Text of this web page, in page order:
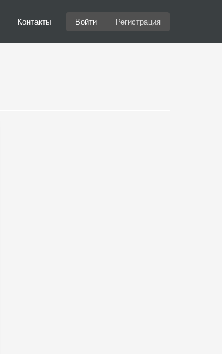
Контакты Войти Регистрация